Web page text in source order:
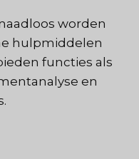
worden
hulpmiddelen
functies als
en